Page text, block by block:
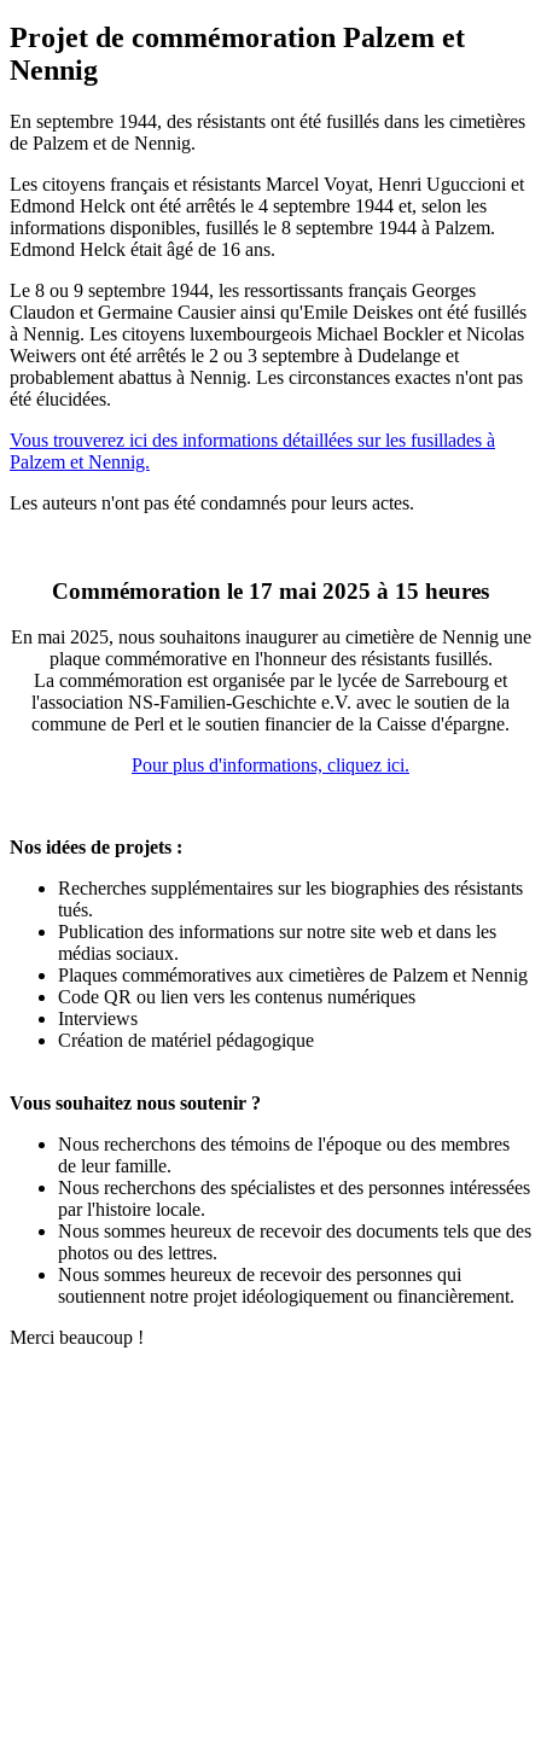
Projet de commémoration Palzem et
Nennig
En septembre 1944, des résistants ont été fusillés dans les cimetières
de Palzem et de Nennig.
Les citoyens français et résistants Marcel Voyat, Henri Uguccioni et
Edmond Helck ont été arrêtés le 4 septembre 1944 et, selon les
informations disponibles, fusillés le 8 septembre 1944 à Palzem.
Edmond Helck était âgé de 16 ans.
Le 8 ou 9 septembre 1944, les ressortissants français Georges
Claudon et Germaine Causier ainsi qu'Emile Deiskes ont été fusillés
à Nennig. Les citoyens luxembourgeois Michael Bockler et Nicolas
Weiwers ont été arrêtés le 2 ou 3 septembre à Dudelange et
probablement abattus à Nennig. Les circonstances exactes n'ont pas
été élucidées.
Vous trouverez ici des informations détaillées sur les fusillades à
Palzem et Nennig.
Les auteurs n'ont pas été condamnés pour leurs actes.
Commémoration le 17 mai 2025 à 15 heures
En mai 2025, nous souhaitons inaugurer au cimetière de Nennig une
plaque commémorative en l'honneur des résistants fusillés.
La commémoration est organisée par le lycée de Sarrebourg et
l'association NS-Familien-Geschichte e.V. avec le soutien de la
commune de Perl et le soutien financier de la Caisse d'épargne.
Pour plus d'informations, cliquez ici.
Nos idées de projets :
Recherches supplémentaires sur les biographies des résistants
tués.
Publication des informations sur notre site web et dans les
médias sociaux.
Plaques commémoratives aux cimetières de Palzem et Nennig
Code QR ou lien vers les contenus numériques
Interviews
Création de matériel pédagogique
Vous souhaitez nous soutenir ?
Nous recherchons des témoins de l'époque ou des membres
de leur famille.
Nous recherchons des spécialistes et des personnes intéressées
par l'histoire locale.
Nous sommes heureux de recevoir des documents tels que des
photos ou des lettres.
Nous sommes heureux de recevoir des personnes qui
soutiennent notre projet idéologiquement ou financièrement.
Merci beaucoup !